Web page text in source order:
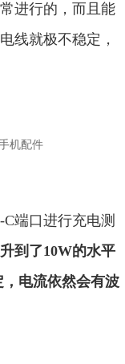
进行的，而且能
线就极不稳定，
端口进行充电测
到了10W的水平
，电流依然会有波